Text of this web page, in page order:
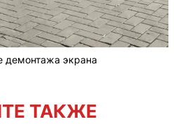
демонтажа экрана
ТАКЖЕ